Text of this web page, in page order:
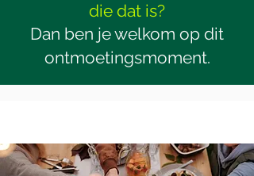
die dat is?
Dan ben je welkom op dit
ontmoetingsmoment.